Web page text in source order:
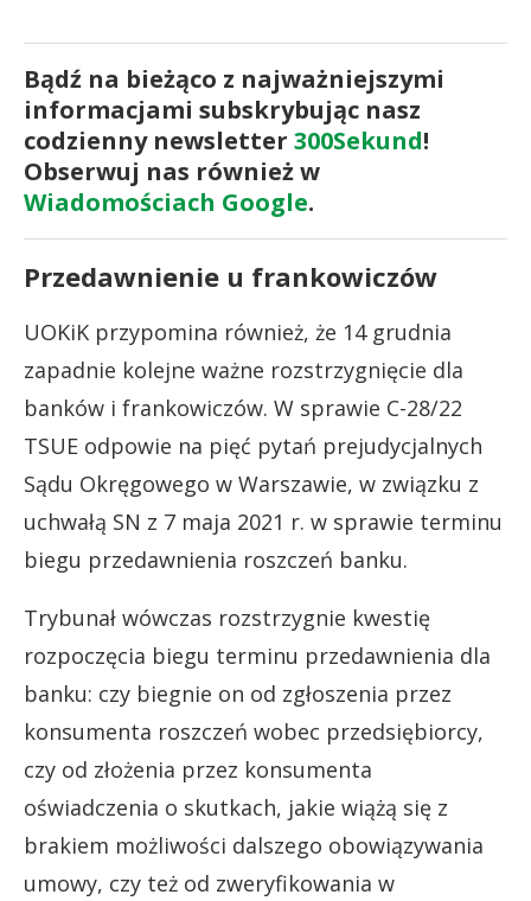
Bądź na bieżąco z najważniejszymi
informacjami subskrybując nasz
codzienny newsletter 300Sekund!
Obserwuj nas również w
Wiadomościach Google.
Przedawnienie u frankowiczów
UOKiK przypomina również, że 14 grudnia
zapadnie kolejne ważne rozstrzygnięcie dla
banków i frankowiczów. W sprawie C-28/22
TSUE odpowie na pięć pytań prejudycjalnych
Sądu Okręgowego w Warszawie, w związku z
uchwałą SN z 7 maja 2021 r. w sprawie terminu
biegu przedawnienia roszczeń banku.
Trybunał wówczas rozstrzygnie kwestię
rozpoczęcia biegu terminu przedawnienia dla
banku: czy biegnie on od zgłoszenia przez
konsumenta roszczeń wobec przedsiębiorcy,
czy od złożenia przez konsumenta
oświadczenia o skutkach, jakie wiążą się z
brakiem możliwości dalszego obowiązywania
umowy, czy też od zweryfikowania w